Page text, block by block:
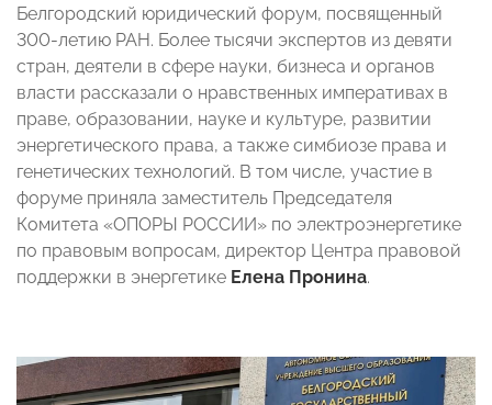
Белгородский юридический форум, посвященный
300-летию РАН. Более тысячи экспертов из девяти
стран, деятели в сфере науки, бизнеса и органов
власти рассказали о нравственных императивах в
праве, образовании, науке и культуре, развитии
энергетического права, а также симбиозе права и
генетических технологий. В том числе, участие в
форуме приняла заместитель Председателя
Комитета «ОПОРЫ РОССИИ» по электроэнергетике
по правовым вопросам, директор Центра правовой
поддержки в энергетике Елена Пронина.